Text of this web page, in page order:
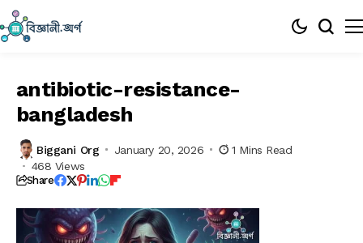
antibiotic-resistance-
bangladesh
Biggani Org January 20, 2026
1 Mins Read
468 Views
Share